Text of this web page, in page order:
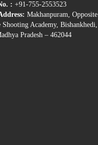
: +91-755-2553523
Makhanpuram, Opposite
Shooting Academy, Bishankhedi,
Pradesh – 462044